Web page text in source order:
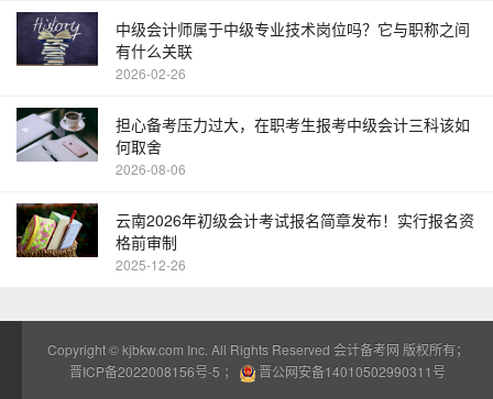
中级会计师属于中级专业技术岗位吗？它与职称之间
有什么关联
2026-02-26
担心备考压力过大，在职考生报考中级会计三科该如
何取舍
2026-08-06
云南2026年初级会计考试报名简章发布！实行报名资
格前审制
2025-12-26
Copyright ©kjbkw.com Inc. All Rights Reserved 会计备考网 版权所有；
晋ICP备2022008156号-5 ； 晋公网安备14010502990311号